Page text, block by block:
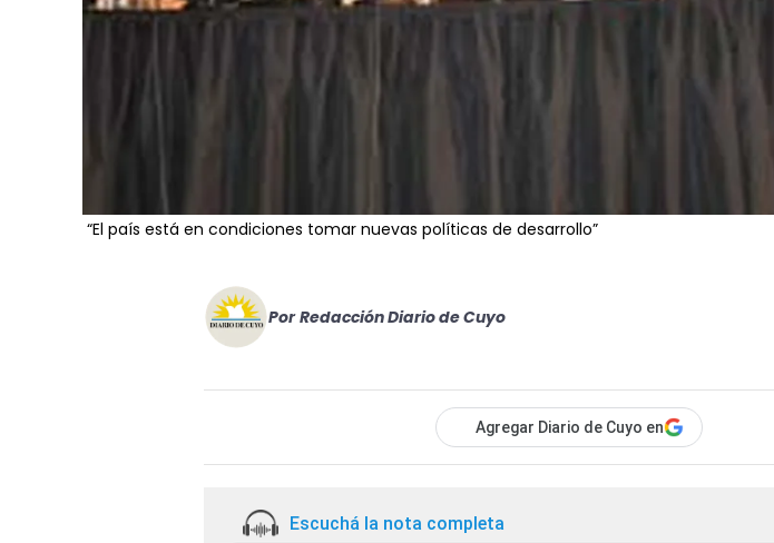
“El país está en condiciones tomar nuevas políticas de desarrollo”
Por Redacción Diario de Cuyo
Agregar Diario de Cuyo en
Escuchá la nota completa